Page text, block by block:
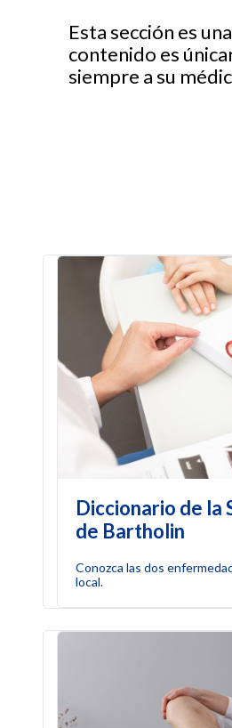
Esta sección es
contenido es
siempre a su
Diccionario de la
de Bartholin
Conozca las dos
local.